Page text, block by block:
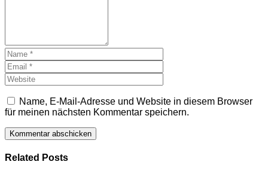
Name, E-Mail-Adresse und Website in diesem Browser
für meinen nächsten Kommentar speichern.
Related Posts